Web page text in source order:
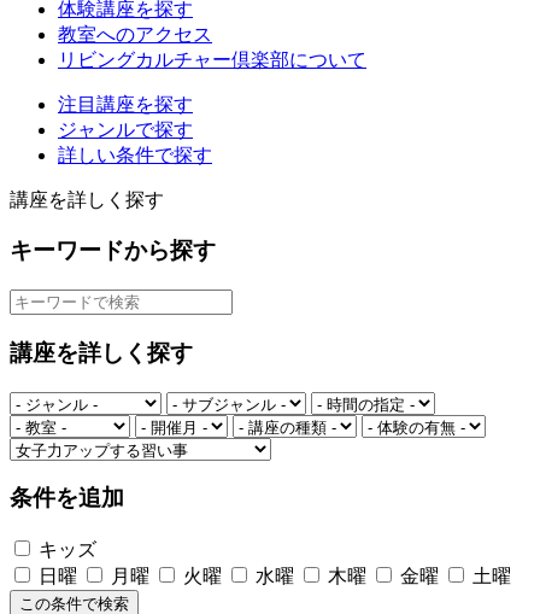
体験講座を探す
教室へのアクセス
リビングカルチャー倶楽部について
注目講座を探す
ジャンルで探す
詳しい条件で探す
講座を詳しく探す
キーワードから探す
講座を詳しく探す
条件を追加
キッズ
日曜
月曜 火曜 水曜 木曜 金曜 土曜
この条件で検索